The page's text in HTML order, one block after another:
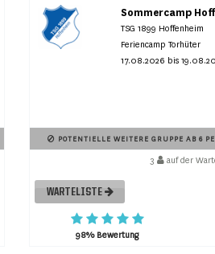
Sommercamp
TSG 1899 Hoffenheim
Feriencamp Torhüter
17.08.2026 bis
POTENTIELLE WEITERE GRUPPE AB 6
3 auf der
WARTELISTE
98% Bewertung